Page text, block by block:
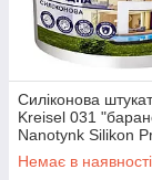
Cиліконова
Kreisel 031
Nanotynk Silikon
Фасадна
Крайзель
Немає в наявності